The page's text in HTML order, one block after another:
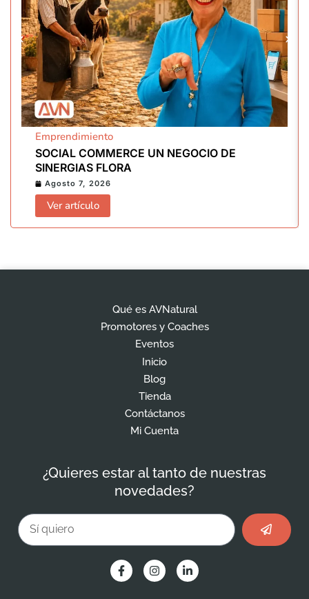
Emprendimiento
SOCIAL COMMERCE UN NEGOCIO DE
SINERGIAS FLORA
Agosto 7, 2026
Ver artículo
Qué es AVNatural
Promotores y Coaches
Eventos
Inicio
Blog
Tienda
Contáctanos
Mi Cuenta
¿Quieres estar al tanto de nuestras
novedades?
Email Enviar
F
a
c
I
n
s
L
i
n